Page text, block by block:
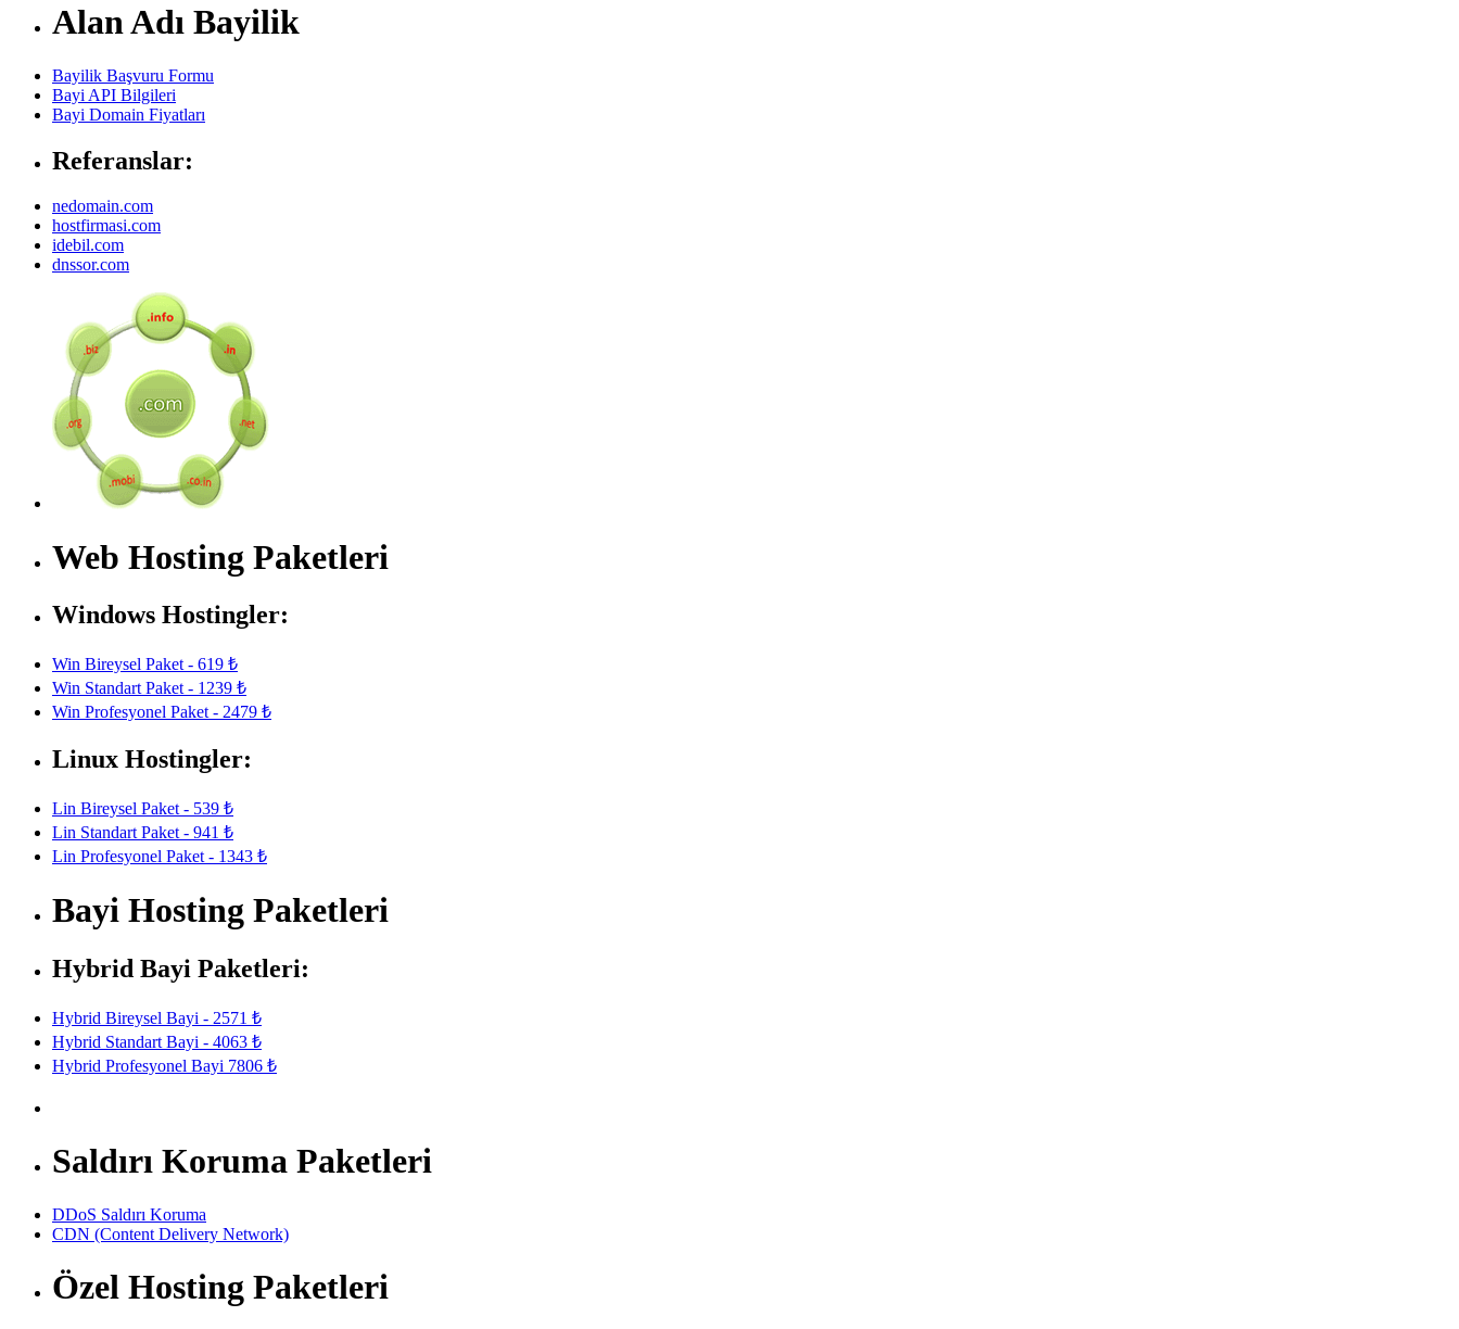
Alan Adı Bayilik
Bayilik Başvuru Formu
Bayi API Bilgileri
Bayi Domain Fiyatları
Referanslar:
nedomain.com
hostfirmasi.com
idebil.com
dnssor.com
Web Hosting Paketleri
Windows Hostingler:
Win Bireysel Paket - 619 ₺
Win Standart Paket - 1239 ₺
Win Profesyonel Paket - 2479 ₺
Linux Hostingler:
Lin Bireysel Paket - 539 ₺
Lin Standart Paket - 941 ₺
Lin Profesyonel Paket - 1343 ₺
Bayi Hosting Paketleri
Hybrid Bayi Paketleri:
Hybrid Bireysel Bayi - 2571 ₺
Hybrid Standart Bayi - 4063 ₺
Hybrid Profesyonel Bayi 7806 ₺
Saldırı Koruma Paketleri
DDoS Saldırı Koruma
CDN (Content Delivery Network)
Özel Hosting Paketleri